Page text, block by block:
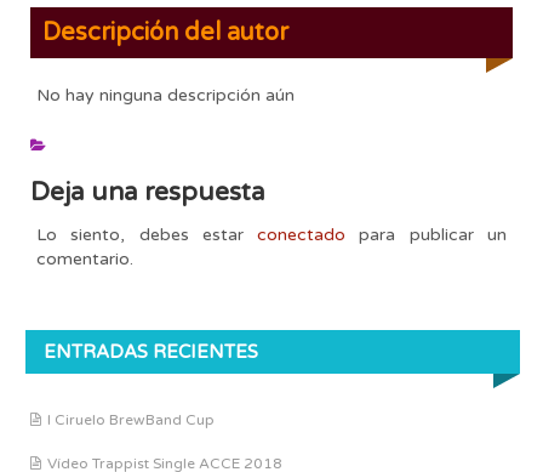
Descripción del autor
No hay ninguna descripción aún
Deja una respuesta
Lo siento, debes estarconectado para publicar un
comentario.
ENTRADAS RECIENTES
I Ciruelo BrewBand Cup
Vídeo Trappist Single ACCE 2018